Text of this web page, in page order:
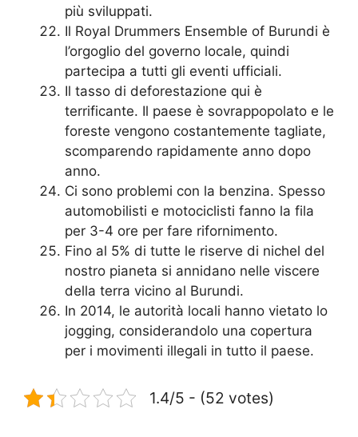
più sviluppati.
Il Royal Drummers Ensemble of Burundi è
l’orgoglio del governo locale, quindi
partecipa a tutti gli eventi ufficiali.
Il tasso di deforestazione qui è
terrificante. Il paese è sovrappopolato e le
foreste vengono costantemente tagliate,
scomparendo rapidamente anno dopo
anno.
Ci sono problemi con la benzina. Spesso
automobilisti e motociclisti fanno la fila
per 3-4 ore per fare rifornimento.
Fino al 5% di tutte le riserve di nichel del
nostro pianeta si annidano nelle viscere
della terra vicino al Burundi.
In 2014, le autorità locali hanno vietato lo
jogging, considerandolo una copertura
per i movimenti illegali in tutto il paese.
1.4/5 - (52 votes)